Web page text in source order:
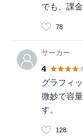
でも、課
78
サーカー
4
グラフィ
微妙で容
す。
128